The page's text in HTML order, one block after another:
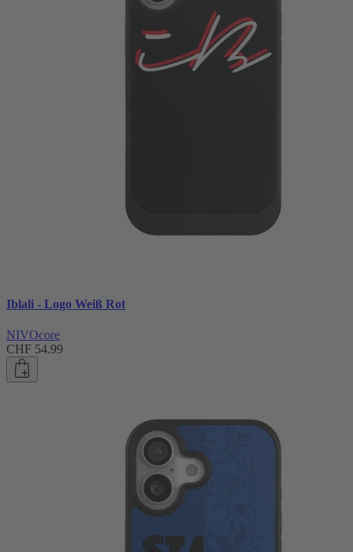
Iblali - Logo Weiß Rot
NIVOcore
CHF 54.99